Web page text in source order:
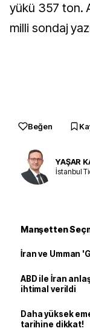
yükü 357 ton.
milli sondaj
Beğen
YAŞAR
İstanbul
Manşetten
İran ve Umman
ABD ile İran
ihtimal verildi
Daha yüksek
tarihine dikkat!